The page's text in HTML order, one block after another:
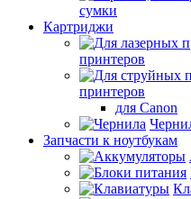
сумки
Картриджи
принтеров
принтеров
для Canon
Запчасти к ноутбукам